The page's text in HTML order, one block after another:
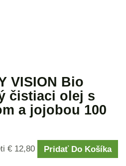
VISION Bio
čistiaci olej s
a jojobou 100
€ 12,80 Pridať Do Košíka